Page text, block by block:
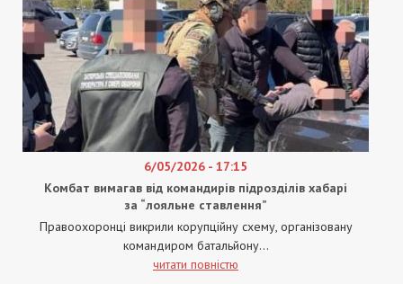
6/05/2026 - 17:15
Комбат вимагав від командирів підрозділів хабарі
за “лояльне ставлення”
Правоохоронці викрили корупційну схему, організовану
командиром батальйону...
читати повністю